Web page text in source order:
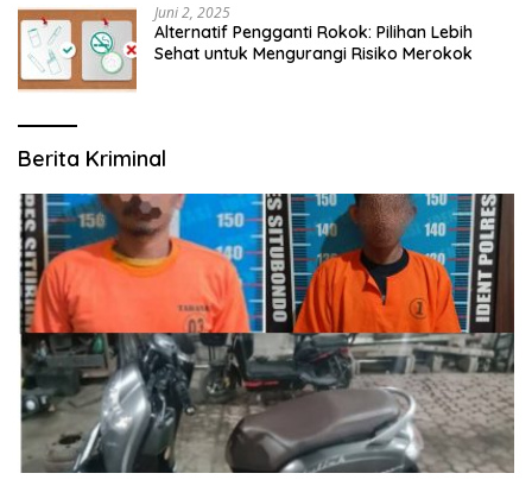
Juni 2, 2025
Alternatif Pengganti Rokok: Pilihan Lebih
Sehat untuk Mengurangi Risiko Merokok
Berita Kriminal